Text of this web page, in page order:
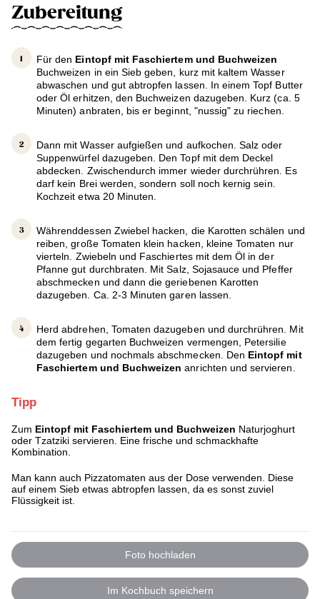
Zubereitung
Für den Eintopf mit Faschiertem und Buchweizen
Buchweizen in ein Sieb geben, kurz mit kaltem Wasser
abwaschen und gut abtropfen lassen. In einem Topf Butter
oder Öl erhitzen, den Buchweizen dazugeben. Kurz (ca. 5
Minuten) anbraten, bis er beginnt, "nussig" zu riechen.
Dann mit Wasser aufgießen und aufkochen. Salz oder
Suppenwürfel dazugeben. Den Topf mit dem Deckel
abdecken. Zwischendurch immer wieder durchrühren. Es
darf kein Brei werden, sondern soll noch kernig sein.
Kochzeit etwa 20 Minuten.
Währenddessen Zwiebel hacken, die Karotten schälen und
reiben, große Tomaten klein hacken, kleine Tomaten nur
vierteln. Zwiebeln und Faschiertes mit dem Öl in der
Pfanne gut durchbraten. Mit Salz, Sojasauce und Pfeffer
abschmecken und dann die geriebenen Karotten
dazugeben. Ca. 2-3 Minuten garen lassen.
Herd abdrehen, Tomaten dazugeben und durchrühren. Mit
dem fertig gegarten Buchweizen vermengen, Petersilie
dazugeben und nochmals abschmecken. Den Eintopf mit
Faschiertem und Buchweizenanrichten und servieren.
Tipp
Zum Eintopf mit Faschiertem und Buchweizen Naturjoghurt
oder Tzatziki servieren. Eine frische und schmackhafte
Kombination.
Man kann auch Pizzatomaten aus der Dose verwenden. Diese
auf einem Sieb etwas abtropfen lassen, da es sonst zuviel
Flüssigkeit ist.
Foto hochladen
Im Kochbuch speichern